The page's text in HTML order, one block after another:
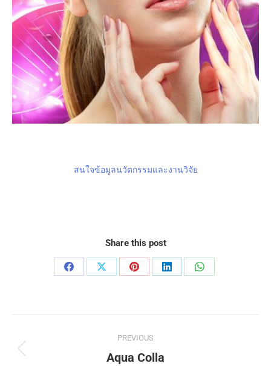
สนใจข้อมูลนวัตกรรมและงานวิจัย
Share this post
PREVIOUS
Aqua Colla